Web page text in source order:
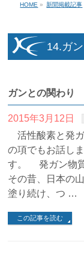
HOME » 新聞掲載記事
14.ガ
ガンとの関わり
2015年3月12日
活性酸素と発
の項でもお話し
す。 発ガン物質
その昔、日本の
塗り続け、つ …
この記事を読む